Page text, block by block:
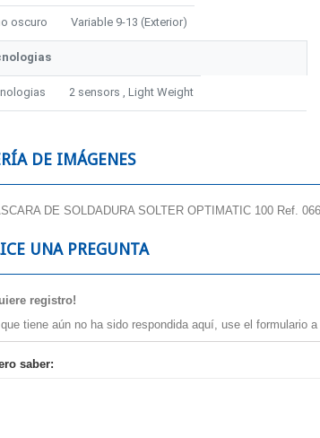
oscuro Variable 9-13 (Exterior)
2 sensors Light Weight
DE IMÁGENES
UNA PREGUNTA
registro!
tiene aún no ha sido respondida aquí, use el formulario
saber: